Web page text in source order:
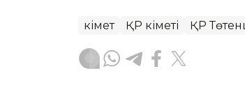
Үкімет ҚР Үкіметі ҚР